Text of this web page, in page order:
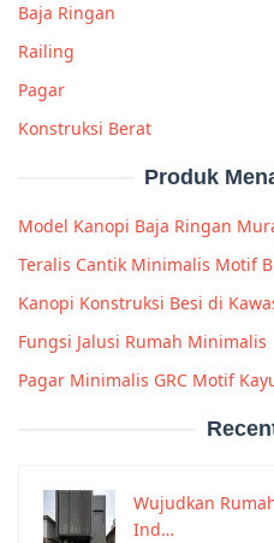
Baja Ringan
Railing
Pagar
Konstruksi Berat
Produk
Model Kanopi Baja Ringan
Teralis Cantik Minimalis Motif
Kanopi Konstruksi Besi di
Fungsi Jalusi Rumah Minimalis
Pagar Minimalis GRC Motif
Wujudkan
Ind…